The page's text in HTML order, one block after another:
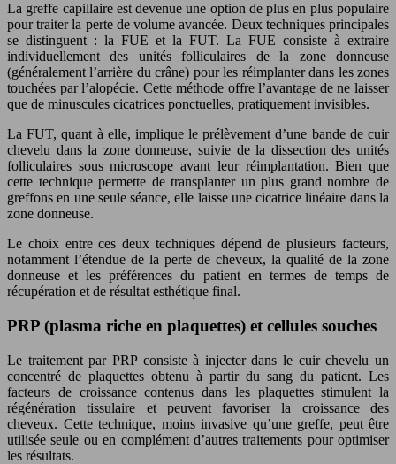
La greffe capillaire est devenue une option de plus en plus populaire
pour traiter la perte de volume avancée. Deux techniques principales
se distinguent : la FUE et la FUT. La FUE consiste à extraire
individuellement des unités folliculaires de la zone donneuse
(généralement l’arrière du crâne) pour les réimplanter dans les zones
touchées par l’alopécie. Cette méthode offre l’avantage de ne laisser
que de minuscules cicatrices ponctuelles, pratiquement invisibles.
La FUT, quant à elle, implique le prélèvement d’une bande de cuir
chevelu dans la zone donneuse, suivie de la dissection des unités
folliculaires sous microscope avant leur réimplantation. Bien que
cette technique permette de transplanter un plus grand nombre de
greffons en une seule séance, elle laisse une cicatrice linéaire dans la
zone donneuse.
Le choix entre ces deux techniques dépend de plusieurs facteurs,
notamment l’étendue de la perte de cheveux, la qualité de la zone
donneuse et les préférences du patient en termes de temps de
récupération et de résultat esthétique final.
PRP (plasma riche en plaquettes) et cellules souches
Le traitement par PRP consiste à injecter dans le cuir chevelu un
concentré de plaquettes obtenu à partir du sang du patient. Les
facteurs de croissance contenus dans les plaquettes stimulent la
régénération tissulaire et peuvent favoriser la croissance des
cheveux. Cette technique, moins invasive qu’une greffe, peut être
utilisée seule ou en complément d’autres traitements pour optimiser
les résultats.